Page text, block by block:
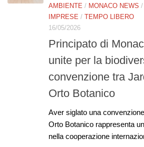
AMBIENTE / MONACO NEWS /
IMPRESE / TEMPO LIBERO
16/05/2026
Principato di
unite per la
convenzione tra
Orto Botanico
Aver siglato una
Orto Botanico rappresenta
nella cooperazione